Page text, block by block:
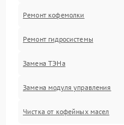
Ремонт кофемолки
Ремонт гидросистемы
Замена ТЭНа
Замена модуля управления
Чистка от кофейных масел